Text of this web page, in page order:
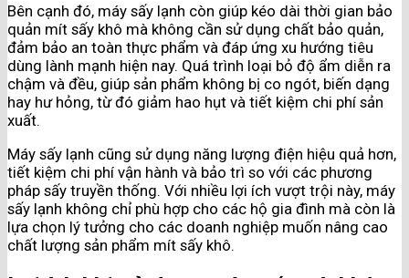
Bên cạnh đó, máy sấy lạnh còn giúp kéo dài thời gian bảo
quản mít sấy khô mà không cần sử dụng chất bảo quản,
đảm bảo an toàn thực phẩm và đáp ứng xu hướng tiêu
dùng lành mạnh hiện nay. Quá trình loại bỏ độ ẩm diễn ra
chậm và đều, giúp sản phẩm không bị co ngót, biến dạng
hay hư hỏng, từ đó giảm hao hụt và tiết kiệm chi phí sản
xuất.
Máy sấy lạnh cũng sử dụng năng lượng điện hiệu quả hơn,
tiết kiệm chi phí vận hành và bảo trì so với các phương
pháp sấy truyền thống. Với nhiều lợi ích vượt trội này, máy
sấy lạnh không chỉ phù hợp cho các hộ gia đình mà còn là
lựa chọn lý tưởng cho các doanh nghiệp muốn nâng cao
chất lượng sản phẩm mít sấy khô.